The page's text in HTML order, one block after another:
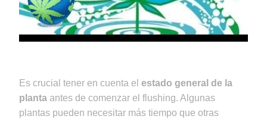
Es crucial tener en cuenta el estado general de la
planta antes de comenzar el flushing. Algunas
plantas pueden necesitar más tiempo que otras